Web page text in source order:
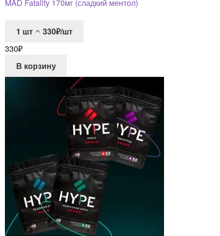
MAD Fatality 170мг (сладкий ментол)
1 шт
330₽/шт
330₽
В корзину